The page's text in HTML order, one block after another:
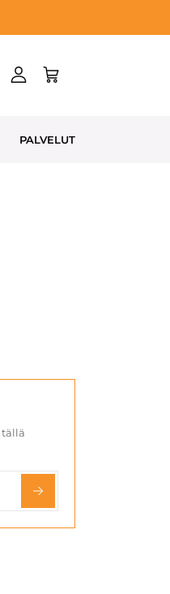
PALVELUT
tällä